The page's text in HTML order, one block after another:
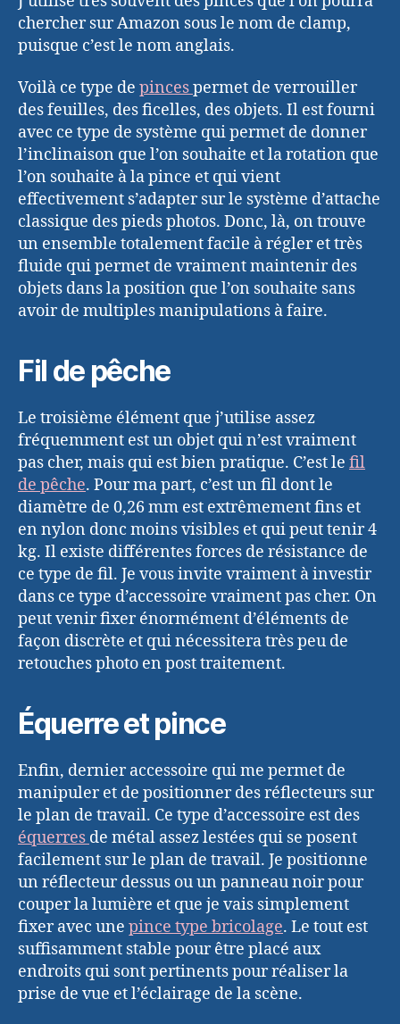
chercher sur Amazon sous le nom de clamp,
puisque c’est le nom anglais.
Voilà ce type de pincespermet de verrouiller
des feuilles, des ficelles, des objets. Il est fourni
avec ce type de système qui permet de donner
l’inclinaison que l’on souhaite et la rotation que
l’on souhaite à la pince et qui vient
effectivement s’adapter sur le système d’attache
classique des pieds photos. Donc, là, on trouve
un ensemble totalement facile à régler et très
fluide qui permet de vraiment maintenir des
objets dans la position que l’on souhaite sans
avoir de multiples manipulations à faire.
Fil de pêche
Le troisième élément que j’utilise assez
fréquemment est un objet qui n’est vraiment
pas cher, mais qui est bien pratique. C’est le fil
de pêche. Pour ma part, c’est un fil dont le
diamètre de 0,26 mm est extrêmement fins et
en nylon donc moins visibles et qui peut tenir 4
kg. Il existe différentes forces de résistance de
ce type de fil. Je vous invite vraiment à investir
dans ce type d’accessoire vraiment pas cher. On
peut venir fixer énormément d’éléments de
façon discrète et qui nécessitera très peu de
retouches photo en post traitement.
Équerre et pince
Enfin, dernier accessoire qui me permet de
manipuler et de positionner des réflecteurs sur
le plan de travail. Ce type d’accessoire est des
équerres de métal assez lestées qui se posent
facilement sur le plan de travail. Je positionne
un réflecteur dessus ou un panneau noir pour
couper la lumière et que je vais simplement
fixer avec une pince type bricolage. Le tout est
suffisamment stable pour être placé aux
endroits qui sont pertinents pour réaliser la
prise de vue et l’éclairage de la scène.